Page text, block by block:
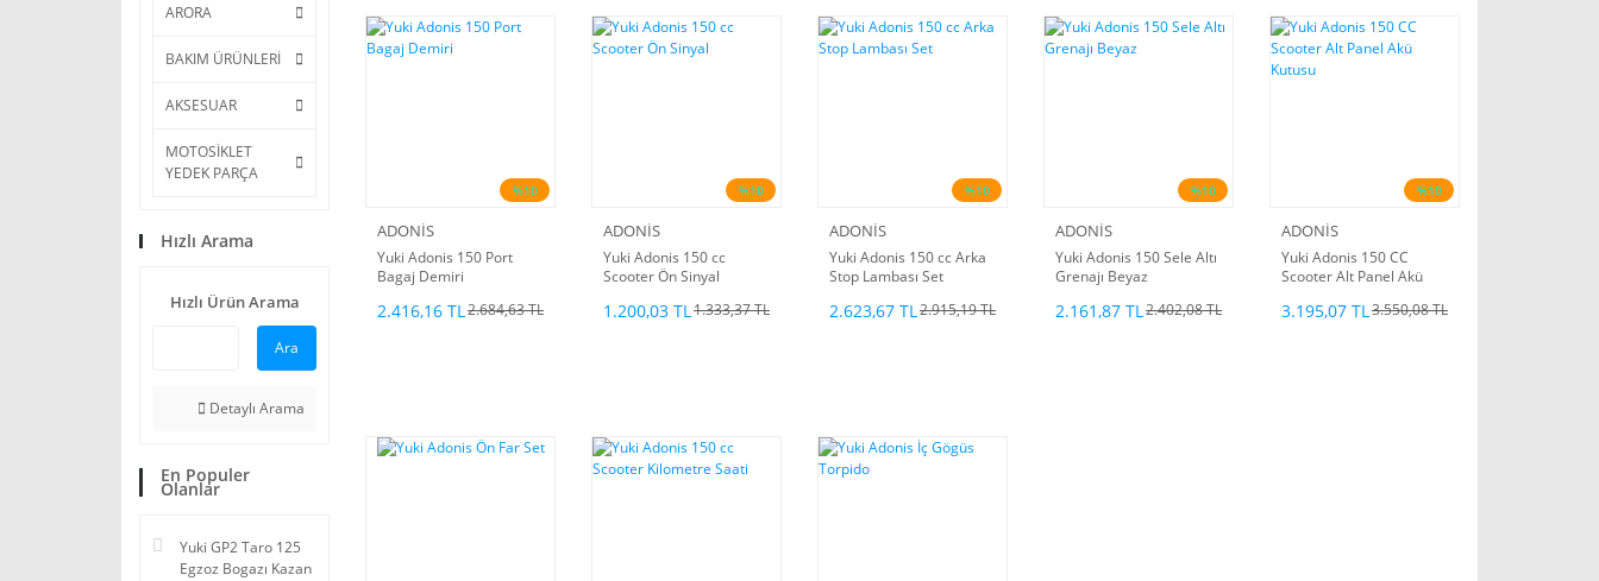
ARORA
BAKIM ÜRÜNLERİ
AKSESUAR
MOTOSİKLET
YEDEK PARÇA
Hızlı Arama
Hızlı Ürün Arama
Ara
Detaylı Arama
En Populer
Olanlar
Yuki GP2 Taro 125
Egzoz Bogazı Kazan
%10
ADONİS
Yuki Adonis 150 Port
Bagaj Demiri
2.416,16 TL 2.684,63 TL
%10
ADONİS
Yuki Adonis 150 cc
Scooter Ön Sinyal
1.200,03 TL 1.333,37 TL
%10
ADONİS
Yuki Adonis 150 cc Arka
Stop Lambası Set
2.623,67 TL 2.915,19 TL
%10
ADONİS
Yuki Adonis 150 Sele Altı
Grenajı Beyaz
2.161,87 TL 2.402,08 TL
%10
ADONİS
Yuki Adonis 150 CC
Scooter Alt Panel Akü
3.195,07 TL 3.550,08 TL